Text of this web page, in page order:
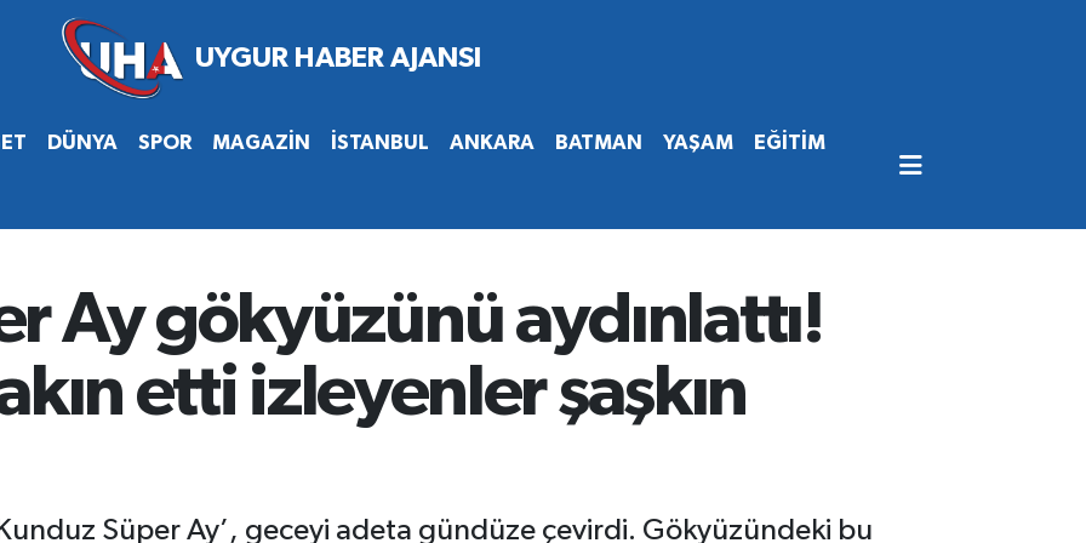
DÜNYA SPOR MAGAZİN İSTANBUL ANKARA BATMAN YAŞAM EĞİTİM
Ay gökyüzünü aydınlattı!
etti izleyenler şaşkın
Süper Ay’, geceyi adeta gündüze çevirdi. Gökyüzündeki bu